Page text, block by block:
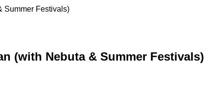
Summer Festivals)
(with Nebuta & Summer Festivals)